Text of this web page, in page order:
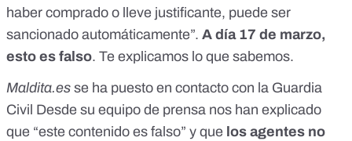
haber comprado o lleve justificante, puede ser
sancionado automáticamente”. A día 17 de marzo,
esto es falso. Te explicamos lo que sabemos.
Maldita.es se ha puesto en contacto con la Guardia
Civil Desde su equipo de prensa nos han explicado
que “este contenido es falso” y que los agentes no